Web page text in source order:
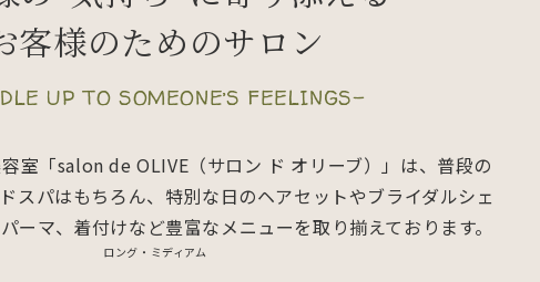
客様のためのサロン
UP TO SOMEONE’S FEELINGS-
室「salon de OLIVE（サロン ド オリーブ）」は、普段の
スパはもちろん、特別な日のヘアセットやブライダルシェ
ーマ、着付けなど豊富なメニューを取り揃えております。
ロング・ミディアム